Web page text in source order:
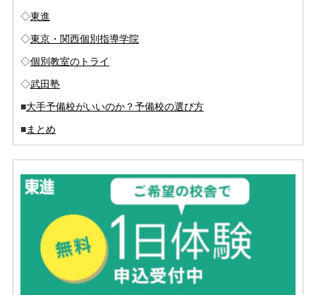
◇東進
◇東京・関西個別指導学院
◇個別教室のトライ
◇武田塾
■大手予備校がいいのか？予備校の選び方
■まとめ